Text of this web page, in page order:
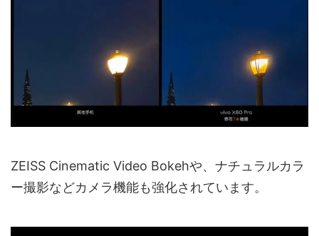
ZEISS Cinematic Video Bokehや、ナチュラルカラ
ー撮影などカメラ機能も強化されています。